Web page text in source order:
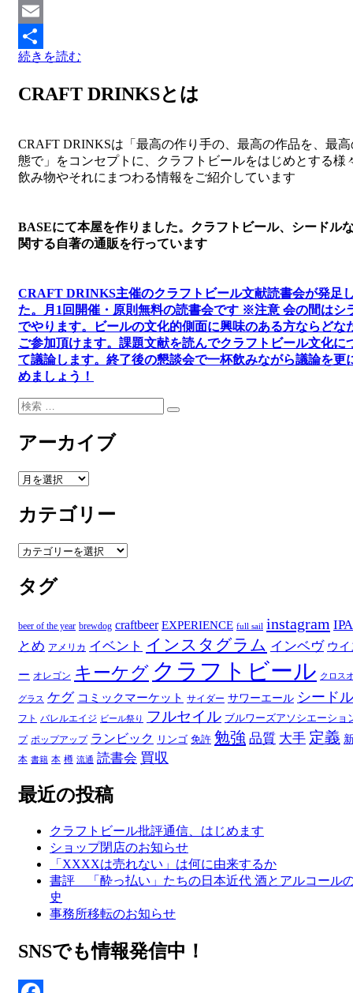
Mastodon
Email
共
有
続きを読む
CRAFT DRINKSとは
CRAFT DRINKSは「最高の作り手の、最高の作品を、最
態で」をコンセプトに、クラフトビールをはじめとする様
飲み物やそれにまつわる情報をご紹介しています
BASEにて本屋を作りました。クラフトビール、シードル
関する自著の通販を行っています
CRAFT DRINKS主催のクラフトビール文献読書会が発足
た。
月1回開催・原則無料の読書会です ※注意 会の間はシ
でやります。
ビールの文化的側面に興味のある方ならどな
ご参加頂けます。 課題文献を読んでクラフトビール文化に
て議論します。 終了後の懇談会で一杯飲みながら議論を更
めましょう！
検
検
アーカイブ
ア
カ
イ
ブ
カテゴリー
カ
ゴ
リ
タグ
beer of the year brewdog craftbeer EXPERIENCE full sail instagram IPA
とめ アメリカ イベント インスタグラム インベヴ ウ
ー オレゴン キーケグ クラフトビール クロス
グラス ケグ コミックマーケット サイダー サワーエール シードル
フト バレルエイジ ビール祭り フルセイル ブルワーズアソシエーショ
プ ポップアップ ランビック リンゴ 免許 勉強 品質 大手 定義
本 書籍 本 樽 流通 読書会 買収
最近の投稿
クラフトビール批評通信、はじめます
ショップ閉店のお知らせ
「XXXXは売れない」は何に由来するか
書評 「酔っ払い」たちの日本近代 酒とアルコール
史
事務所移転のお知らせ
SNSでも情報発信中！